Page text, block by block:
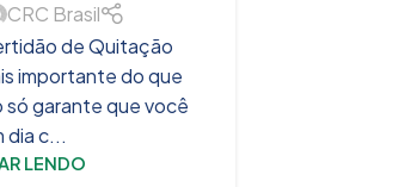
CRC Brasil
de Quitação
importante do que
só garante que você
dia c...
LENDO